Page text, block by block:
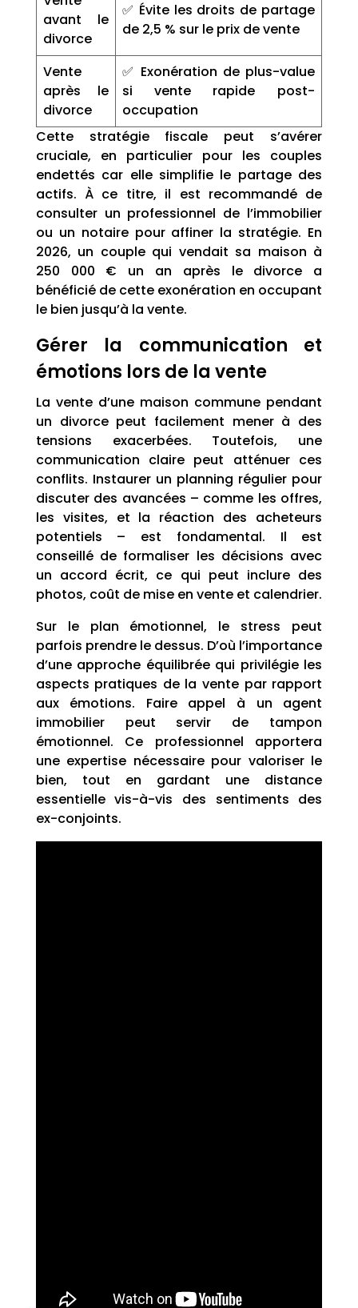
avant le
divorce
✅ Évite les droits de partage
de 2,5 % sur le prix de vente
Vente
après le
divorce
✅ Exonération de plus-value
si vente rapide post-
occupation
Cette stratégie fiscale peut s’avérer
cruciale, en particulier pour les couples
endettés car elle simplifie le partage des
actifs. À ce titre, il est recommandé de
consulter un professionnel de l’immobilier
ou un notaire pour affiner la stratégie. En
2026, un couple qui vendait sa maison à
250 000 € un an après le divorce a
bénéficié de cette exonération en occupant
le bien jusqu’à la vente.
Gérer la communication et
émotions lors de la vente
La vente d’une maison commune pendant
un divorce peut facilement mener à des
tensions exacerbées. Toutefois, une
communication claire peut atténuer ces
conflits. Instaurer un planning régulier pour
discuter des avancées – comme les offres,
les visites, et la réaction des acheteurs
potentiels – est fondamental. Il est
conseillé de formaliser les décisions avec
un accord écrit, ce qui peut inclure des
photos, coût de mise en vente et calendrier.
Sur le plan émotionnel, le stress peut
parfois prendre le dessus. D’où l’importance
d’une approche équilibrée qui privilégie les
aspects pratiques de la vente par rapport
aux émotions. Faire appel à un agent
immobilier peut servir de tampon
émotionnel. Ce professionnel apportera
une expertise nécessaire pour valoriser le
bien, tout en gardant une distance
essentielle vis-à-vis des sentiments des
ex-conjoints.